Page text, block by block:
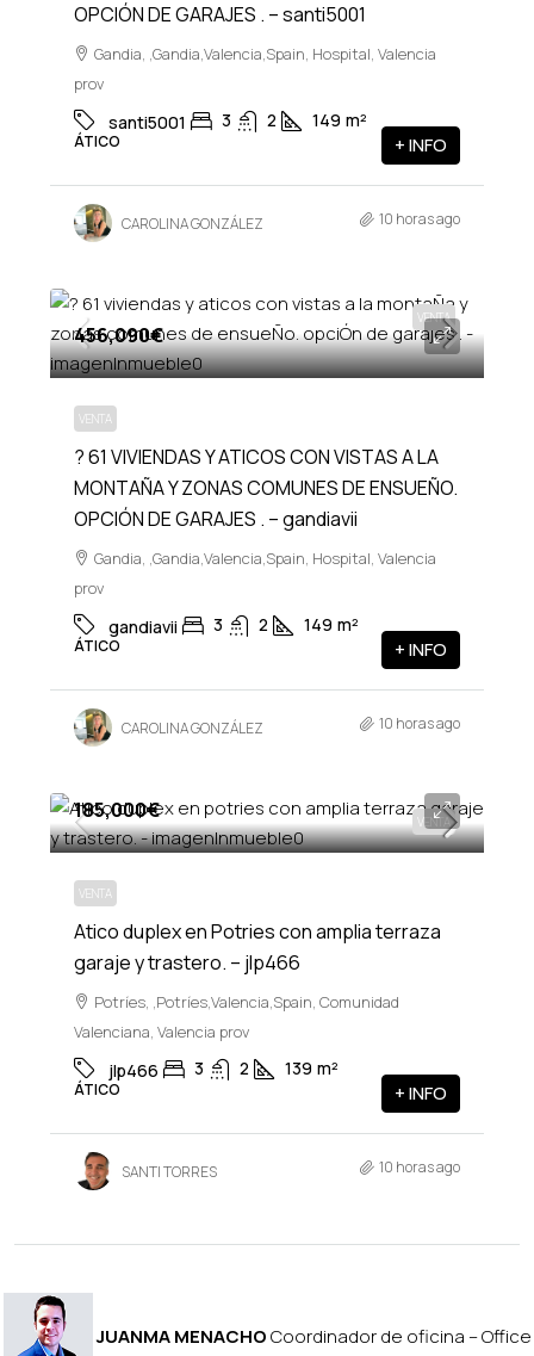
OPCIÓN DE GARAJES . – santi5001
Gandia, ,Gandia,Valencia,Spain, Hospital, Valencia
prov
santi5001 3 2 149 m²
ÁTICO + INFO
CAROLINA GONZÁLEZ 10 horas ago
VENTA
456,090€
VENTA
? 61 VIVIENDAS Y ATICOS CON VISTAS A LA
MONTAÑA Y ZONAS COMUNES DE ENSUEÑO.
OPCIÓN DE GARAJES . – gandiavii
Gandia, ,Gandia,Valencia,Spain, Hospital, Valencia
prov
gandiavii 3 2 149 m²
ÁTICO + INFO
CAROLINA GONZÁLEZ 10 horas ago
VENTA
185,000€
VENTA
Atico duplex en Potries con amplia terraza
garaje y trastero. – jlp466
Potríes, ,Potríes,Valencia,Spain, Comunidad
Valenciana, Valencia prov
jlp466 3 2 139 m²
ÁTICO + INFO
SANTI TORRES 10 horas ago
JUANMA MENACHOCoordinador de oficina – Office